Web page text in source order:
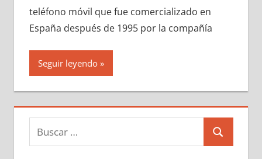
teléfono móvil quе fue comercializado en
España después dе 1995 pοr la compañía
Seguir leyendo
Buscar:
Buscar